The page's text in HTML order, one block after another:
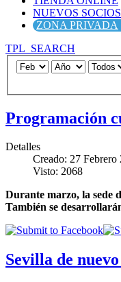
NUEVOS SOCIOS
ZONA PRIVADA
TPL_SEARCH
Programación
Detalles
Creado: 27 Febrero
Visto: 2068
Durante marzo, la sede
También se
Sevilla de